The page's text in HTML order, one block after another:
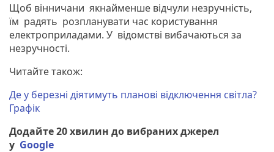
Щоб вінничани якнайменше відчули незручність,
їм радять розпланувати час користування
електроприладами. У відомстві вибачаються за
незручності.
Читайте також:
Де у березні діятимуть планові відключення світла?
Графік
Додайте 20 хвилин до вибраних джерел
у Google